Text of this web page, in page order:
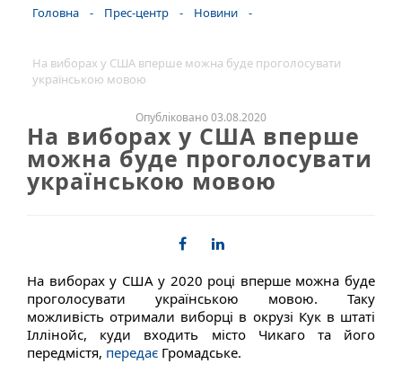
Головна - Прес-центр - Новини -
На виборах у США вперше можна буде проголосувати
українською мовою
Опубліковано 03.08.2020
На виборах у США вперше
можна буде проголосувати
українською мовою
На виборах у США у 2020 році вперше можна буде
проголосувати українською мовою. Таку
можливість отримали виборці в окрузі Кук в штаті
Іллінойс, куди входить місто Чикаго та його
передмістя, передає Громадське.